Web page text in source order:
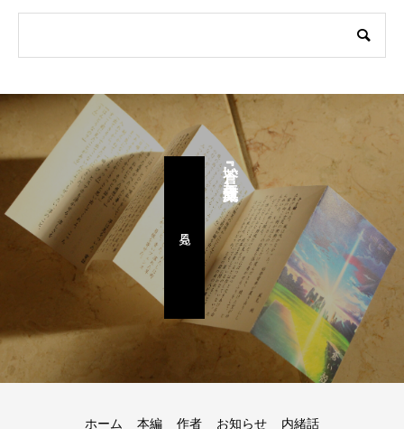
『蒼い殻』豆文庫
見る。
ホーム 本編 作者 お知らせ 内緒話